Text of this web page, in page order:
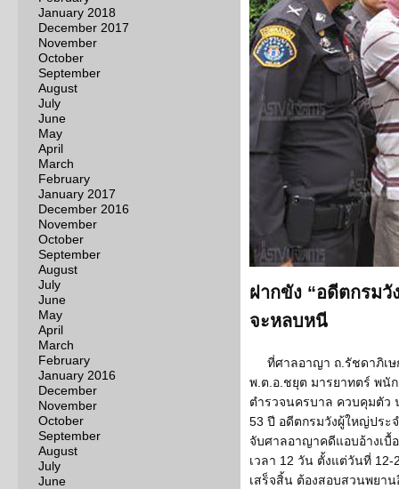
January 2018
December 2017
November
October
September
August
July
June
May
April
March
February
January 2017
December 2016
November
October
September
August
July
June
May
April
March
February
January 2016
December
November
October
September
August
July
June
ฝากขัง “อดีตกรมวั
จะหลบหนี
ที่ศาลอาญา ถ.รัชดาภิเษ
พ.ต.อ.ชยุต มารยาทตร์ พนั
ตำรวจนครบาล ควบคุมตัว
53 ปี อดีตกรมวังผู้ใหญ่ประ
จับศาลอาญาคดีแอบอ้างเบื้
เวลา 12 วัน ตั้งแต่วันที่ 12-
เสร็จสิ้น ต้องสอบสวนพยา